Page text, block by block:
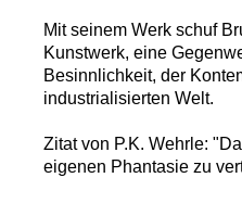
Mit seinem Werk schuf
Kunstwerk, eine
Besinnlichkeit, der
industrialisierten Welt.
Zitat von P.K. Wehrle:
eigenen Phantasie zu